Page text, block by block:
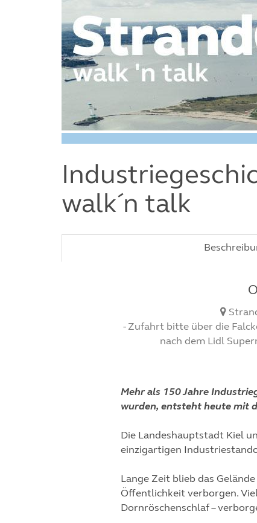
walk´n talk
- Zufahrt bitte über die
nach dem Lidl
Mehr als 150 Jahre
wurden, entsteht heute mit
Die Landeshauptstadt Kiel
einzigartigen
Lange Zeit blieb das
Öffentlichkeit verborgen.
Dornröschenschlaf –